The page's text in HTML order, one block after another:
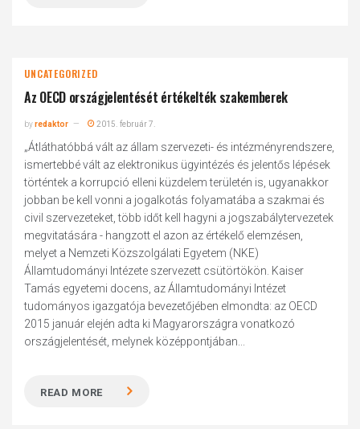
UNCATEGORIZED
Az OECD országjelentését értékelték szakemberek
byredaktor 2015. február 7.
„Átláthatóbbá vált az állam szervezeti- és intézményrendszere,
ismertebbé vált az elektronikus ügyintézés és jelentős lépések
történtek a korrupció elleni küzdelem területén is, ugyanakkor
jobban be kell vonni a jogalkotás folyamatába a szakmai és
civil szervezeteket, több időt kell hagyni a jogszabálytervezetek
megvitatására - hangzott el azon az értékelő elemzésen,
melyet a Nemzeti Közszolgálati Egyetem (NKE)
Államtudományi Intézete szervezett csütörtökön. Kaiser
Tamás egyetemi docens, az Államtudományi Intézet
tudományos igazgatója bevezetőjében elmondta: az OECD
2015 január elején adta ki Magyarországra vonatkozó
országjelentését, melynek középpontjában...
READ MORE